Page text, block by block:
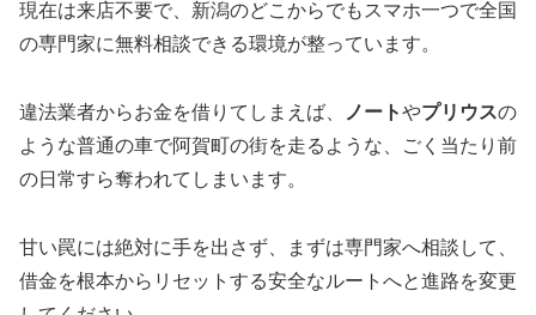
現在は来店不要で、新潟のどこからでもスマホ一つで全国
の専門家に無料相談できる環境が整っています。
違法業者からお金を借りてしまえば、 ノートやプリウスの
ような普通の車で阿賀町の街を走るような、ごく当たり前
の日常すら奪われてしまいます。
甘い罠には絶対に手を出さず、まずは専門家へ相談して、
借金を根本からリセットする安全なルートへと進路を変更